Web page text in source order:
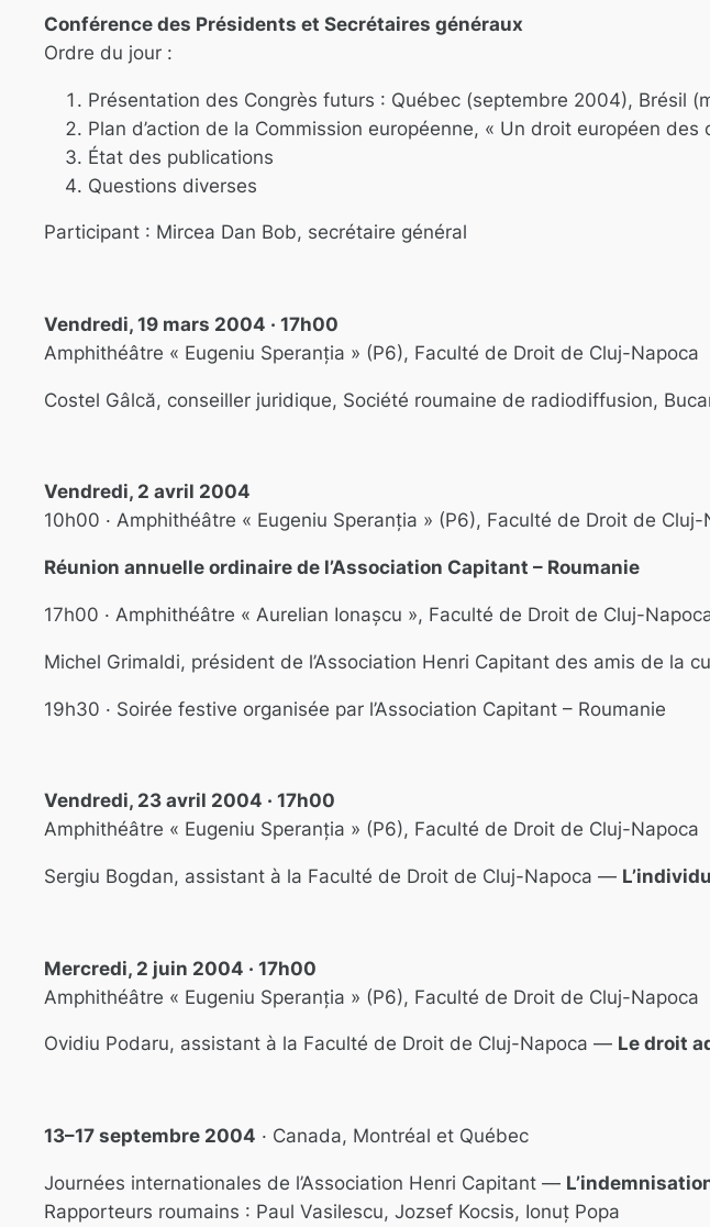
Conférence des Présidents et Secrétaires généraux
Ordre du jour :
Présentation des Congrès futurs : Québec (septembre 2004), Brésil
Plan d’action de la Commission européenne, « Un droit européen
État des publications
Questions diverses
Participant : Mircea Dan Bob, secrétaire général
Vendredi, 19 mars 2004 · 17h00
Amphithéâtre « Eugeniu Speranția » (P6), Faculté de Droit de Cluj-Napoca
Costel Gâlcă, conseiller juridique, Société roumaine de radiodiffusion,
Vendredi, 2 avril 2004
10h00 · Amphithéâtre « Eugeniu Speranția » (P6), Faculté de Droit de Cluj-
Réunion annuelle ordinaire de l’Association Capitant – Roumanie
17h00 · Amphithéâtre « Aurelian Ionașcu », Faculté de Droit de Cluj-
Michel Grimaldi, président de l’Association Henri Capitant des amis de la
19h30 · Soirée festive organisée par l’Association Capitant – Roumanie
Vendredi, 23 avril 2004 · 17h00
Amphithéâtre « Eugeniu Speranția » (P6), Faculté de Droit de Cluj-Napoca
Sergiu Bogdan, assistant à la Faculté de Droit de Cluj-Napoca —
Mercredi, 2 juin 2004 · 17h00
Amphithéâtre « Eugeniu Speranția » (P6), Faculté de Droit de Cluj-Napoca
Ovidiu Podaru, assistant à la Faculté de Droit de Cluj-Napoca — Le droit
13–17 septembre 2004 · Canada, Montréal et Québec
Journées internationales de l’Association Henri Capitant —
Rapporteurs roumains : Paul Vasilescu, Jozsef Kocsis, Ionuț Popa